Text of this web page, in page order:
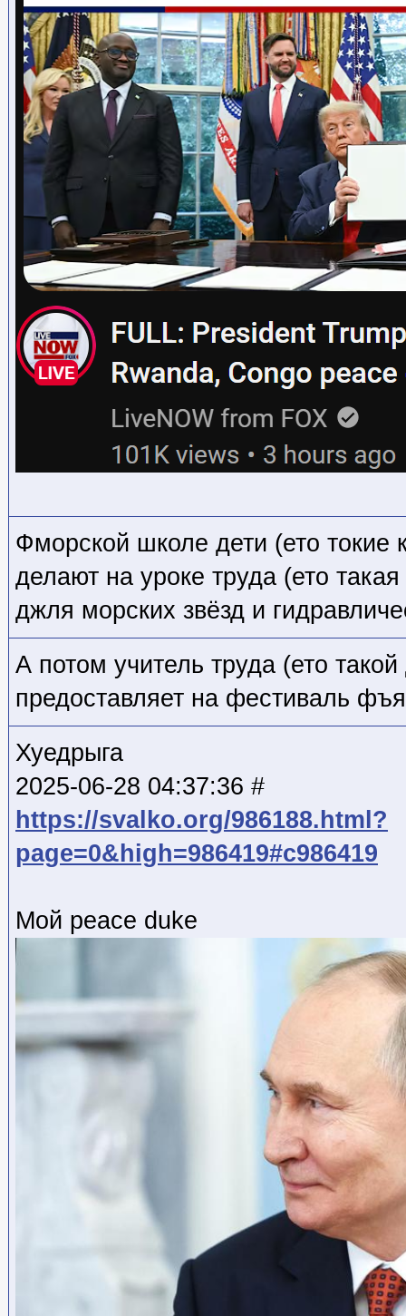
Фморской школе дети (ето токие
делают на уроке труда (ето
джля морских звёзд и
А потом учитель труда (ето
предоставляет на фестиваль
Хуедрыга
2025-06-28 04:37:36 #
https://svalko.org/986188.html?
page=0&high=986419#c986419
Мой peace duke